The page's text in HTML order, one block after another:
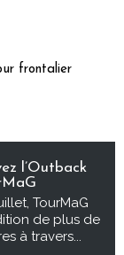
frontalier
l’Outback
TourMaG
de plus de
à travers...